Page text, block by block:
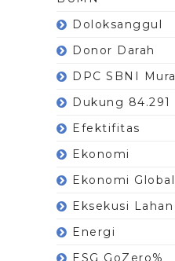
Doloksanggul
Donor Darah
DPC SBNI Mura
Dukung 84.291
Efektifitas
Ekonomi
Ekonomi Global
Eksekusi Lahan
Energi
ESG GoZero%